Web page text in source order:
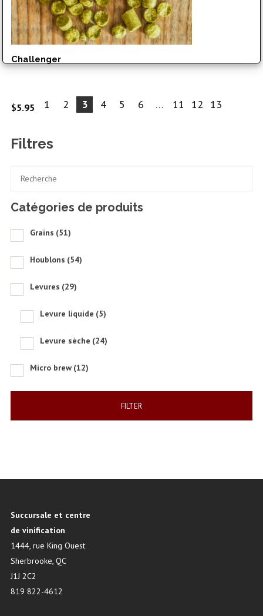
Challenger
$5.95 1 2 3 4 5 6 … 11 12 13
Filtres
Catégories de produits
Grains (51)
Houblons (54)
Levures (29)
Levure liquide (5)
Levure sèche (24)
Micro brew (12)
FILTER
Succursale et centre
de vinification
1444, rue King Ouest
Sherbrooke, QC
J1J 2C2
819 822-4612